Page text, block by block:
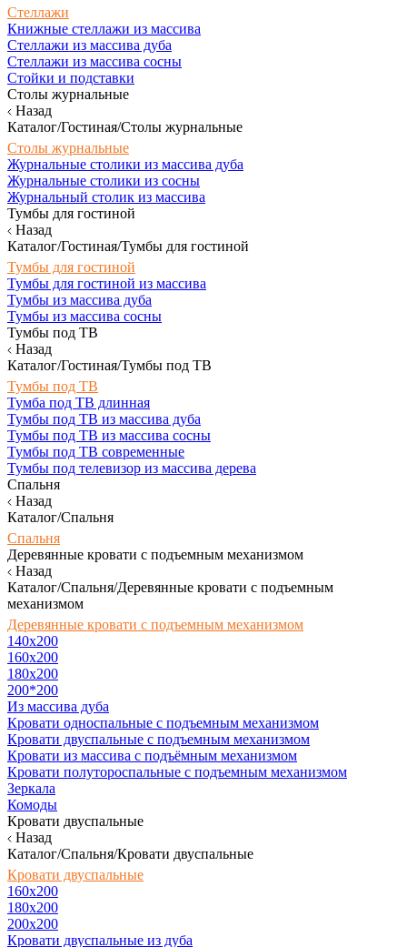
Стеллажи
Книжные стеллажи из массива
Стеллажи из массива дуба
Стеллажи из массива сосны
Стойки и подставки
Столы журнальные
Назад
Каталог/Гостиная/Столы журнальные
Столы журнальные
Журнальные столики из массива дуба
Журнальные столики из сосны
Журнальный столик из массива
Тумбы для гостиной
Назад
Каталог/Гостиная/Тумбы для гостиной
Тумбы для гостиной
Тумбы для гостиной из массива
Тумбы из массива дуба
Тумбы из массива сосны
Тумбы под ТВ
Назад
Каталог/Гостиная/Тумбы под ТВ
Тумбы под ТВ
Тумба под ТВ длинная
Тумбы под ТВ из массива дуба
Тумбы под ТВ из массива сосны
Тумбы под ТВ современные
Тумбы под телевизор из массива дерева
Спальня
Назад
Каталог/Спальня
Спальня
Деревянные кровати с подъемным механизмом
Назад
Каталог/Спальня/Деревянные кровати с подъемным
механизмом
Деревянные кровати с подъемным механизмом
140x200
160х200
180х200
200*200
Из массива дуба
Кровати односпальные с подъемным механизмом
Кровати двуспальные с подъемным механизмом
Кровати из массива с подъёмным механизмом
Кровати полутороспальные с подъемным механизмом
Зеркала
Комоды
Кровати двуспальные
Назад
Каталог/Спальня/Кровати двуспальные
Кровати двуспальные
160х200
180x200
200x200
Кровати двуспальные из дуба